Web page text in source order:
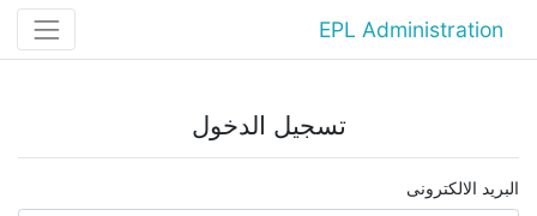
EPL Administration
تسجيل الدخول
البريد الالكترونى